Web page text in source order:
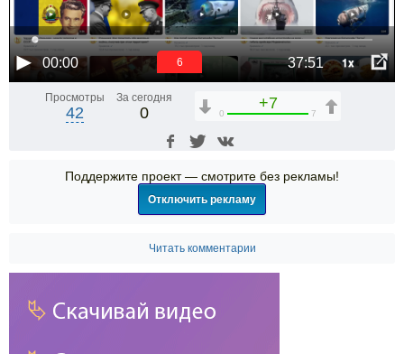
00:00 37:51 1x
6
Просмотры
42
За сегодня
0
+7
0 7
Поддержите проект — смотрите без рекламы!
Отключить рекламу
Читать комментарии